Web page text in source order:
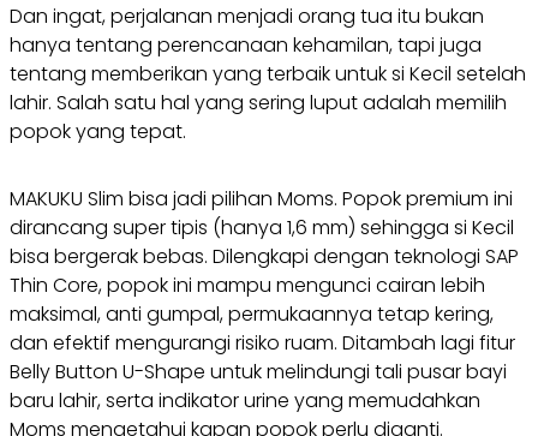
Dan ingat, perjalanan menjadi orang tua itu bukan
hanya tentang perencanaan kehamilan, tapi juga
tentang memberikan yang terbaik untuk si Kecil setelah
lahir. Salah satu hal yang sering luput adalah memilih
popok yang tepat.
MAKUKU Slim bisa jadi pilihan Moms. Popok premium ini
dirancang super tipis (hanya 1,6 mm) sehingga si Kecil
bisa bergerak bebas. Dilengkapi dengan teknologi SAP
Thin Core, popok ini mampu mengunci cairan lebih
maksimal, anti gumpal, permukaannya tetap kering,
dan efektif mengurangi risiko ruam. Ditambah lagi fitur
Belly Button U-Shape untuk melindungi tali pusar bayi
baru lahir, serta indikator urine yang memudahkan
Moms mengetahui kapan popok perlu diganti.